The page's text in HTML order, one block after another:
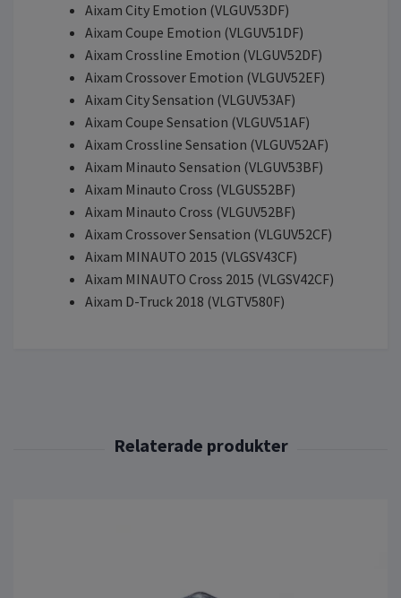
Aixam City Emotion (VLGUV53DF)
Aixam Coupe Emotion (VLGUV51DF)
Aixam Crossline Emotion (VLGUV52DF)
Aixam Crossover Emotion (VLGUV52EF)
Aixam City Sensation (VLGUV53AF)
Aixam Coupe Sensation (VLGUV51AF)
Aixam Crossline Sensation (VLGUV52AF)
Aixam Minauto Sensation (VLGUV53BF)
Aixam Minauto Cross (VLGUS52BF)
Aixam Minauto Cross (VLGUV52BF)
Aixam Crossover Sensation (VLGUV52CF)
Aixam MINAUTO 2015 (VLGSV43CF)
Aixam MINAUTO Cross 2015 (VLGSV42CF)
Aixam D-Truck 2018 (VLGTV580F)